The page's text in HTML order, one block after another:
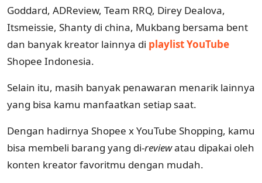
Goddard, ADReview, Team RRQ, Direy Dealova,
Itsmeissie, Shanty di china, Mukbang bersama bent
dan banyak kreator lainnya di playlist YouTube
Shopee Indonesia.
Selain itu, masih banyak penawaran menarik lainnya
yang bisa kamu manfaatkan setiap saat.
Dengan hadirnya Shopee x YouTube Shopping, kamu
bisa membeli barang yang di-reviewatau dipakai oleh
konten kreator favoritmu dengan mudah.